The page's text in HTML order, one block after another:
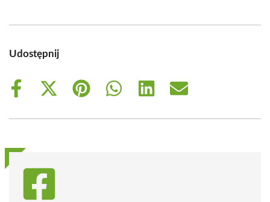
Udostępnij
Share
Share
(Twitter)
Share
Share
Share
Share